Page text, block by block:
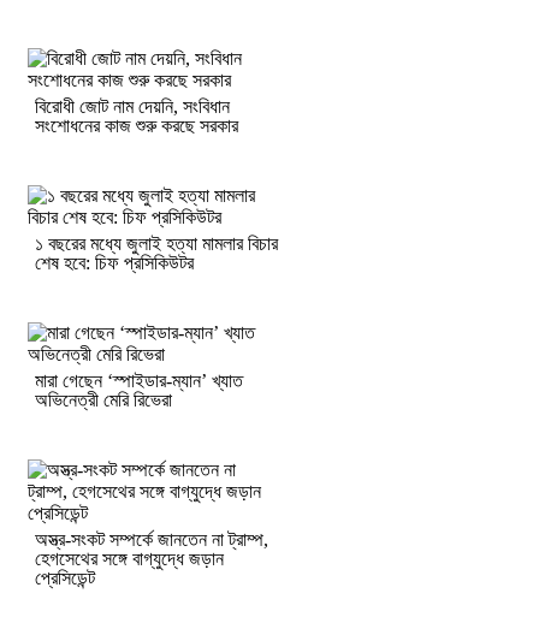
বিরোধী জোট নাম দেয়নি, সংবিধান
সংশোধনের কাজ শুরু করছে সরকার
১ বছরের মধ্যে জুলাই হত্যা মামলার বিচার
শেষ হবে: চিফ প্রসিকিউটর
মারা গেছেন ‘স্পাইডার-ম্যান’ খ্যাত
অভিনেত্রী মেরি রিভেরা
অস্ত্র-সংকট সম্পর্কে জানতেন না ট্রাম্প,
হেগসেথের সঙ্গে বাগ্‌যুদ্ধে জড়ান
প্রেসিডেন্ট